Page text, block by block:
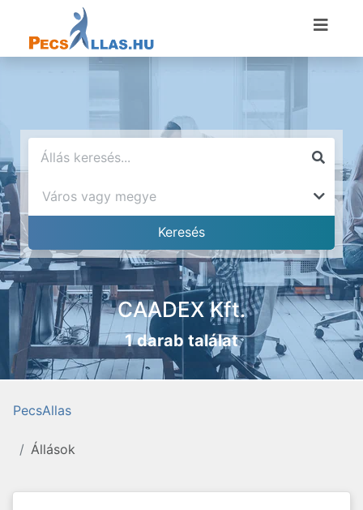
CAADEX Kft.
1 darab találat
PecsAllas
Állások